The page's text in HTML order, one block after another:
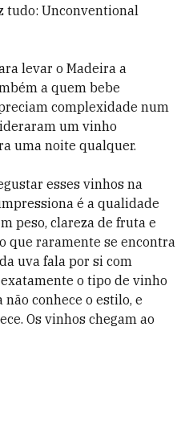
tudo: Unconventional
levar o Madeira a
a quem bebe
complexidade num
um vinho
uma noite qualquer.
esses vinhos na
é a qualidade
peso, clareza de fruta e
que raramente se encontra
uva fala por si com
o tipo de vinho
conhece o estilo, e
Os vinhos chegam ao